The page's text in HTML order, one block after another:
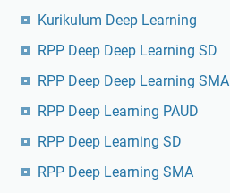
Kurikulum Deep Learning
RPP Deep Deep Learning SD
RPP Deep Deep Learning SMA
RPP Deep Learning PAUD
RPP Deep Learning SD
RPP Deep Learning SMA